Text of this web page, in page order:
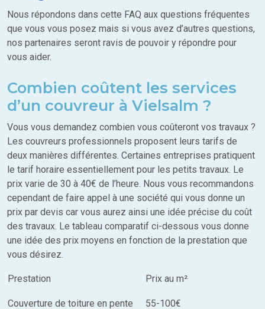
Nous répondons dans cette FAQ aux questions fréquentes
que vous vous posez mais si vous avez d’autres questions,
nos partenaires seront ravis de pouvoir y répondre pour
vous aider.
Combien coûtent les services
d’un couvreur à Vielsalm ?
Vous vous demandez combien vous coûteront vos travaux ?
Les couvreurs professionnels proposent leurs tarifs de
deux manières différentes. Certaines entreprises pratiquent
le tarif horaire essentiellement pour les petits travaux. Le
prix varie de 30 à 40€ de l’heure. Nous vous recommandons
cependant de faire appel à une société qui vous donne un
prix par devis car vous aurez ainsi une idée précise du coût
des travaux. Le tableau comparatif ci-dessous vous donne
une idée des prix moyens en fonction de la prestation que
vous désirez.
Prestation Prix au m²
Couverture de toiture en pente 55-100€